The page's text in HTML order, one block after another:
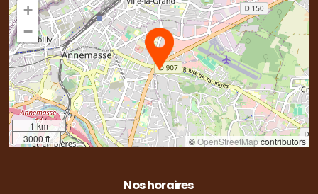
+
−
1 km
3000 ft
©OpenStreetMapcontributors
Nos horaires